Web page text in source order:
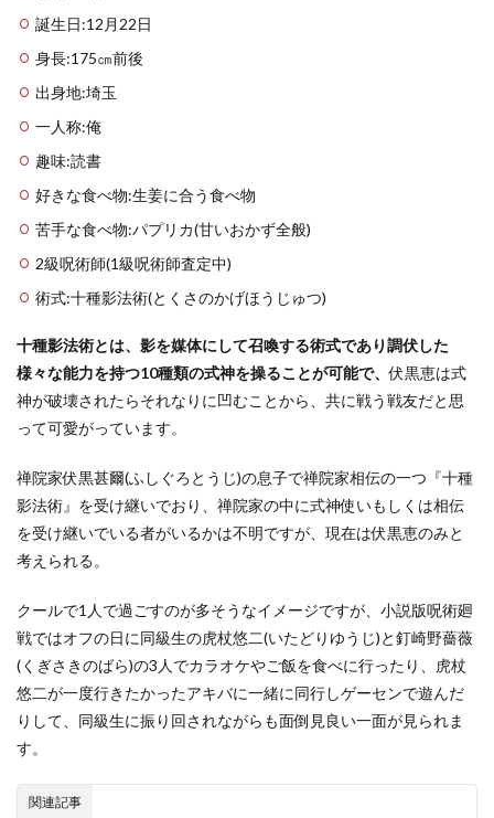
蝦蟇(が
ま)
3.1.4
ろち)
3.1.5
鵺(ぬえ)
3.1.6
満象(ば
んしょ
脱兎(だ
っと)
3.1.8
底(せい
らず)
3.1.9
領域展
開『嵌
合暗翳
んごう
あんえ
3.2
順平
澱月
(おり
誕生日:12月22日
身長:175㎝前後
出身地:埼玉
一人称:俺
趣味:読書
好きな食べ物:生姜に合う食べ物
苦手な食べ物:パプリカ(甘いおかず全般)
2級呪術師(1級呪術師査定中)
術式:十種影法術(とくさのかげほうじゅつ)
十種影法術とは、影を媒体にして召喚する術式であり調伏した
様々な能力を持つ10種類の式神を操ることが可能で、伏黒恵は式
神が破壊されたらそれなりに凹むことから、共に戦う戦友だと思
って可愛がっています。
禅院家伏黒甚爾(ふしぐろとうじ)の息子で禅院家相伝の一つ『十種
影法術』を受け継いでおり、禅院家の中に式神使いもしくは相伝
を受け継いでいる者がいるかは不明ですが、現在は伏黒恵のみと
考えられる。
クールで1人で過ごすのが多そうなイメージですが、小説版呪術廻
戦ではオフの日に同級生の虎杖悠二(いたどりゆうじ)と釘崎野薔薇
(くぎさきのばら)の3人でカラオケやご飯を食べに行ったり、虎杖
悠二が一度行きたかったアキバに一緒に同行しゲーセンで遊んだ
りして、同級生に振り回されながらも面倒見良い一面が見られま
す。
関連記事